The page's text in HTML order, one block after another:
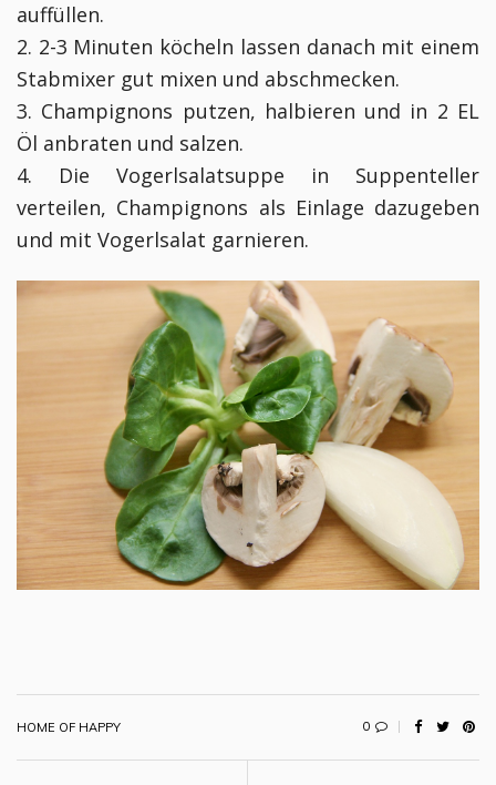
auffüllen.
2. 2-3 Minuten köcheln lassen danach mit einem
Stabmixer gut mixen und abschmecken.
3. Champignons putzen, halbieren und in 2 EL
Öl anbraten und salzen.
4. Die Vogerlsalatsuppe in Suppenteller
verteilen, Champignons als Einlage dazugeben
und mit Vogerlsalat garnieren.
HOME OF HAPPY 0